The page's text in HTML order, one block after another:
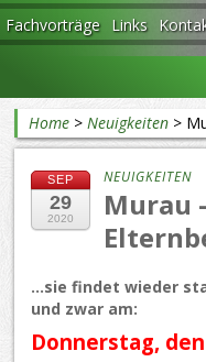
Fachvorträge Links
Home >Neuigkeiten >
SEP
29
2020
NEUIGKEITEN
Murau
…sie findet wieder
und zwar am:
Donnerstag,